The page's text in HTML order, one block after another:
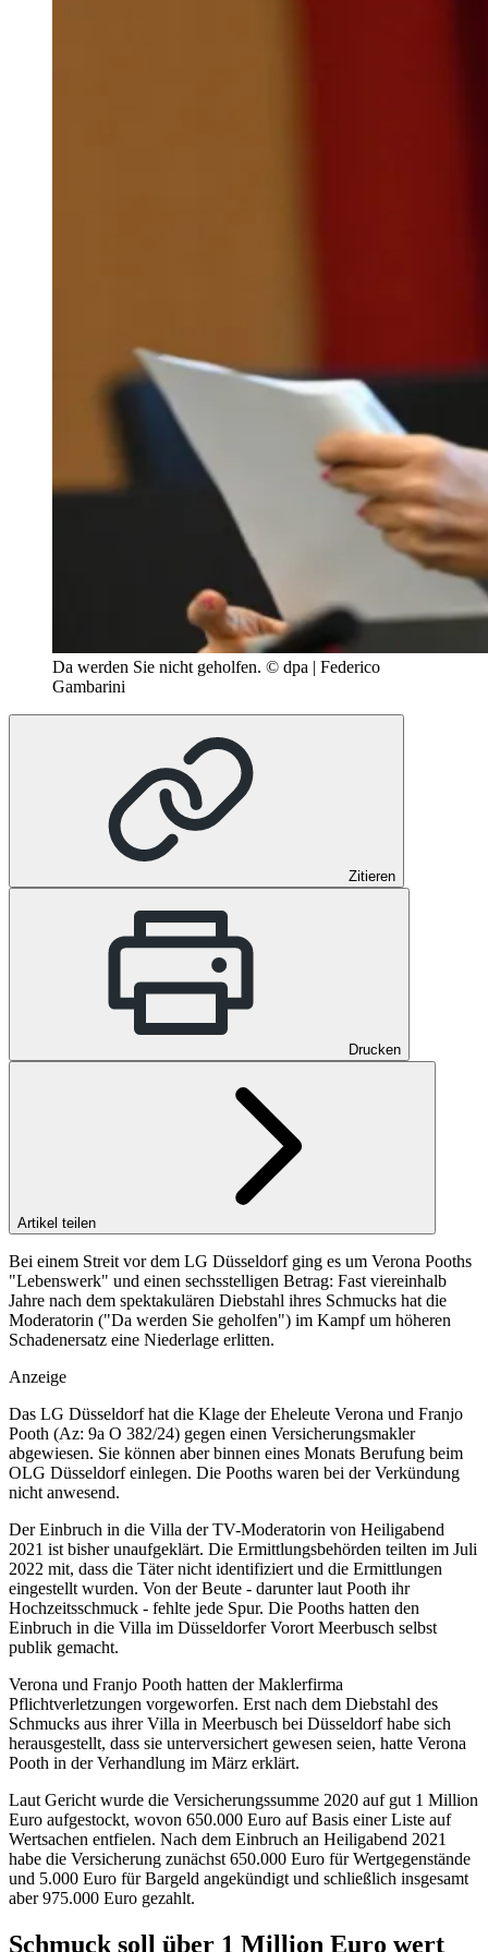
Da werden Sie nicht geholfen. © dpa | Federico
Gambarini
Zitieren
Drucken
Artikel teilen
Bei einem Streit vor dem LG Düsseldorf ging es um Verona Pooths
"Lebenswerk" und einen sechsstelligen Betrag: Fast viereinhalb
Jahre nach dem spektakulären Diebstahl ihres Schmucks hat die
Moderatorin ("Da werden Sie geholfen") im Kampf um höheren
Schadenersatz eine Niederlage erlitten.
Anzeige
Das LG Düsseldorf hat die Klage der Eheleute Verona und Franjo
Pooth (Az: 9a O 382/24) gegen einen Versicherungsmakler
abgewiesen. Sie können aber binnen eines Monats Berufung beim
OLG Düsseldorf einlegen. Die Pooths waren bei der Verkündung
nicht anwesend.
Der Einbruch in die Villa der TV-Moderatorin von Heiligabend
2021 ist bisher unaufgeklärt. Die Ermittlungsbehörden teilten im Juli
2022 mit, dass die Täter nicht identifiziert und die Ermittlungen
eingestellt wurden. Von der Beute - darunter laut Pooth ihr
Hochzeitsschmuck - fehlte jede Spur. Die Pooths hatten den
Einbruch in die Villa im Düsseldorfer Vorort Meerbusch selbst
publik gemacht.
Verona und Franjo Pooth hatten der Maklerfirma
Pflichtverletzungen vorgeworfen. Erst nach dem Diebstahl des
Schmucks aus ihrer Villa in Meerbusch bei Düsseldorf habe sich
herausgestellt, dass sie unterversichert gewesen seien, hatte Verona
Pooth in der Verhandlung im März erklärt.
Laut Gericht wurde die Versicherungssumme 2020 auf gut 1 Million
Euro aufgestockt, wovon 650.000 Euro auf Basis einer Liste auf
Wertsachen entfielen. Nach dem Einbruch an Heiligabend 2021
habe die Versicherung zunächst 650.000 Euro für Wertgegenstände
und 5.000 Euro für Bargeld angekündigt und schließlich insgesamt
aber 975.000 Euro gezahlt.
Schmuck soll über 1 Million Euro wert